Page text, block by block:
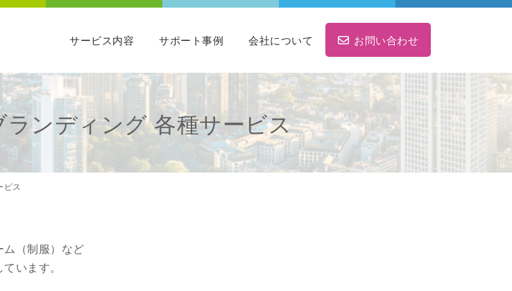
サービス内容 サポート事例 会社について お問い合わせ
ンディング 各種サービス
ビス
（制服）など
います。